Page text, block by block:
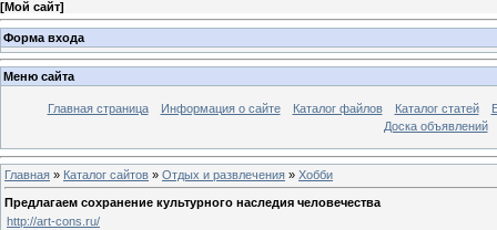
[Мой сайт]
Форма входа
Меню сайта
Главная страница Информация о сайте Каталог файлов Каталог статей
Доска объявлений
Главная » Каталог сайтов » Отдых и развлечения » Хобби
Предлагаем сохранение культурного наследия человечества
http://art-cons.ru/